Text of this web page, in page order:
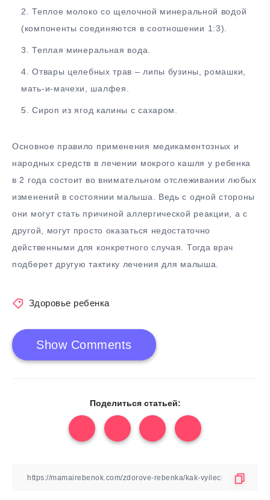
Теплое молоко со щелочной минеральной водой
(компоненты соединяются в соотношении 1:3).
Теплая минеральная вода.
Отвары целебных трав – липы бузины, ромашки,
мать-и-мачехи, шалфея.
Сироп из ягод калины с сахаром.
Основное правило применения медикаментозных и
народных средств в лечении мокрого кашля у ребенка
в 2 года состоит во внимательном отслеживании любых
изменений в состоянии малыша. Ведь с одной стороны
они могут стать причиной аллергической реакции, а с
другой, могут просто оказаться недостаточно
действенными для конкретного случая. Тогда врач
подберет другую тактику лечения для малыша.
Здоровье ребенка
Show Comments
Поделиться статьей: